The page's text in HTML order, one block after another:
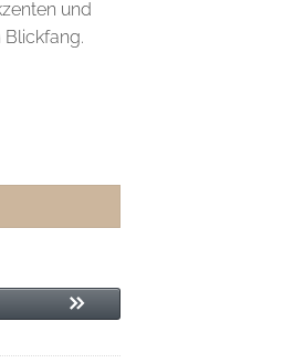
und
Blickfang.